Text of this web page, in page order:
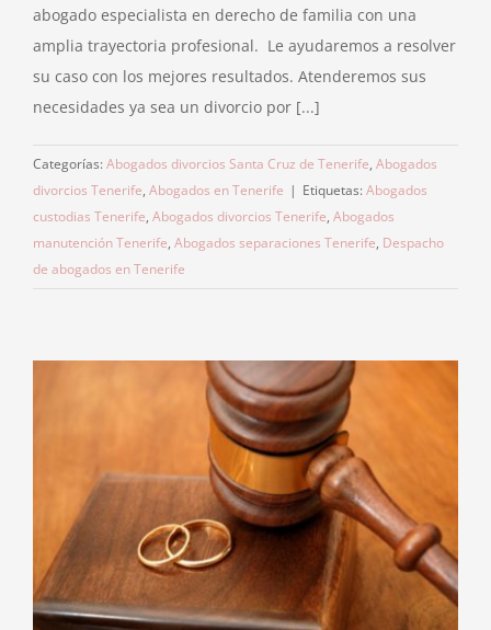
abogado especialista en derecho de familia con una
amplia trayectoria profesional. Le ayudaremos a resolver
su caso con los mejores resultados. Atenderemos sus
necesidades ya sea un divorcio por [...]
Categorías: Abogados divorcios Santa Cruz de Tenerife, Abogados
divorcios Tenerife, Abogados en Tenerife | Etiquetas: Abogados
custodias Tenerife, Abogados divorcios Tenerife, Abogados
manutención Tenerife, Abogados separaciones Tenerife, Despacho
de abogados en Tenerife